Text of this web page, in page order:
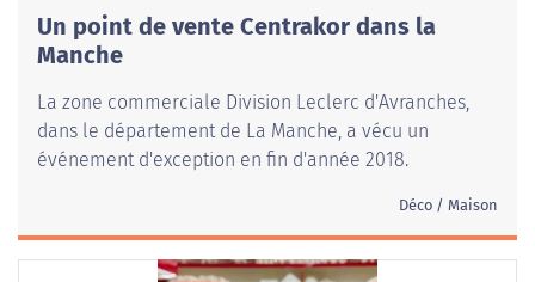
Un point de vente Centrakor dans la
Manche
La zone commerciale Division Leclerc d'Avranches,
dans le département de La Manche, a vécu un
événement d'exception en fin d'année 2018.
Déco / Maison